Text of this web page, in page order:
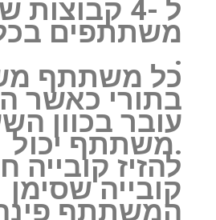
ל -4
משתתפים
.
‏כל משתתף
בתורי כאשר
עובר בכוון
.משתתף יכול
להזיז קובייה
קובייה שסימן
המשתתף